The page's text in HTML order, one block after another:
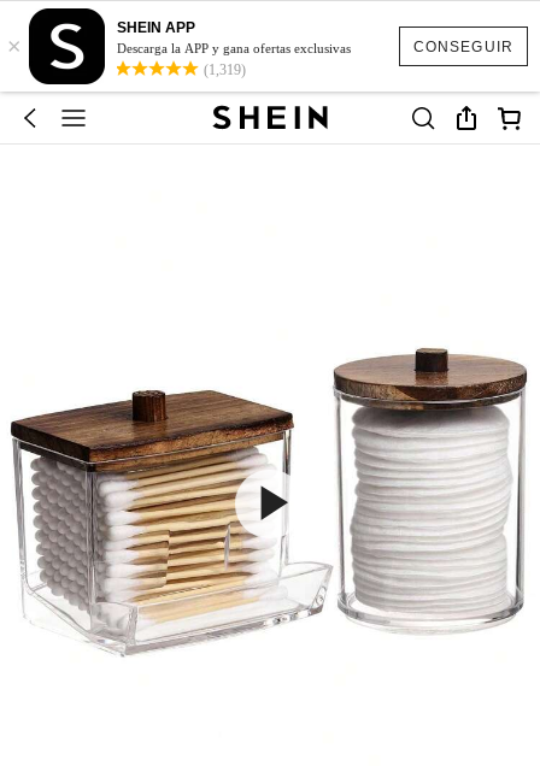
CONSEGUIR
×
SHEIN APP
Descarga la APP y gana ofertas exclusivas
(1,319)